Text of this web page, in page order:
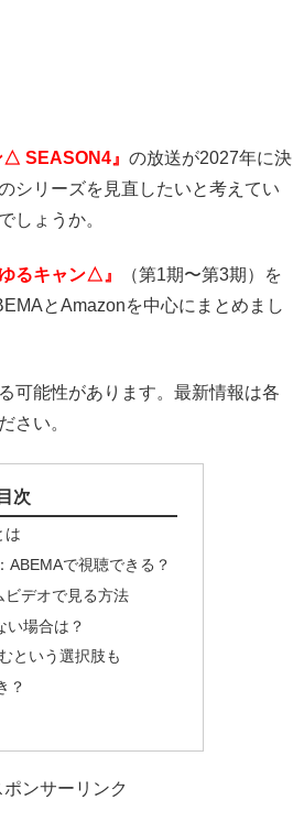
△ SEASON4』 の放送が2027年に決
シリーズを見直したいと考えてい
しょうか。
ゆるキャン△』
（第1期〜第3期）を
とAmazonを中心にまとめまし
可能性があります。最新情報は各
さい。
目次
は
ABEMAで視聴できる？
デオで見る方法
い場合は？
という選択肢も
？
ポンサーリンク